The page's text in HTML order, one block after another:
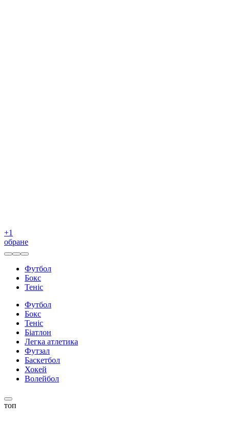
+1
обране
Футбол
Бокс
Теніс
Футбол
Бокс
Теніс
Біатлон
Легка атлетика
Футзал
Баскетбол
Хокей
Волейбол
топ